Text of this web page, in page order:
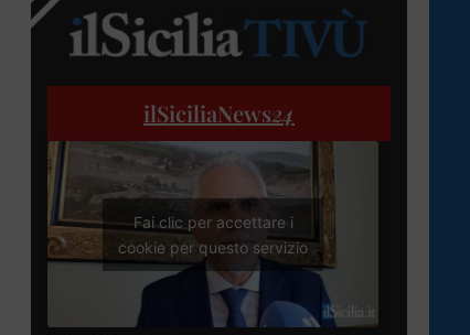
ilSiciliaNews24
Fai clic per accettare i
cookie per questo servizio